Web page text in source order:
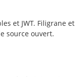
et JWT. Filigrane et
source ouvert.